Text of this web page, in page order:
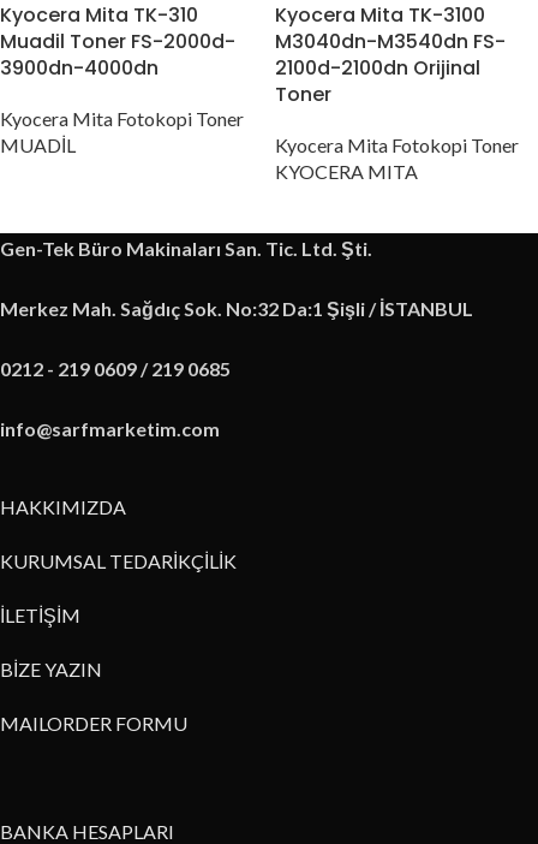
Kyocera Mita TK-310
Muadil Toner FS-2000d-
3900dn-4000dn
Kyocera Mita Fotokopi Toner
MUADİL
Kyocera Mita TK-3100
M3040dn-M3540dn FS-
2100d-2100dn Orijinal
Toner
Kyocera Mita Fotokopi Toner
KYOCERA MITA
Gen-Tek Büro Makinaları San. Tic. Ltd. Şti.
Merkez Mah. Sağdıç Sok. No:32 Da:1 Şişli / İSTANBUL
0212 - 219 0609 / 219 0685
info@sarfmarketim.com
HAKKIMIZDA
KURUMSAL TEDARİKÇİLİK
İLETİŞİM
BİZE YAZIN
MAILORDER FORMU
BANKA HESAPLARI